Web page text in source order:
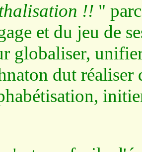
!! "
et du jeu de
globaliser,
dut